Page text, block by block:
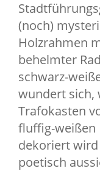
(noch)
Holzrahmen
behelmter
schwarz-
wundert sich,
Trafokasten
fluffig-weißen
dekoriert
poetisch